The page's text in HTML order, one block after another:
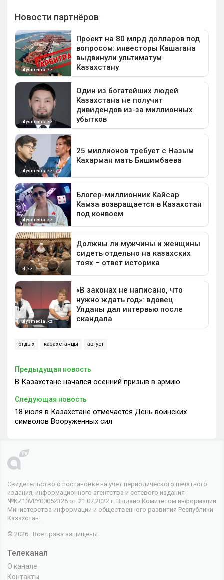
отдых казахстанцы август
Предыдущая новость
В Казахстане начался осенний призыв в армию
Следующая новость
18 июля в Казахстане отмечается День воинских
символов Вооруженных сил
Свидетельство о постановке на учет периодического печатного
издания, информационного агентства и сетевого издания
№KZ10VPY00052326 от 21.07.2022 г. Выдано Комитетом информации
Министерства информации и общественного развития Республики
Казахстан.
© 2026 . Все права защищены
Телеканал
О канале
Контакты